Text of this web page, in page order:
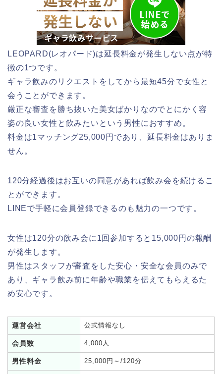
LEOPARD(レオパード)は延長料金が発生しない点が特
徴の1つです。
ギャラ飲みのリクエストをしてから最短45分で女性と
会うことができます。
厳正な審査を勝ち抜いた美女ばかりなのでとにかく容
姿の良い女性と飲みたいという男性におすすめ。
料金は1マッチング25,000円であり、延長料金はありま
せん。
120分経過後はお互いの同意があれば飲み会を続けるこ
とができます。
LINEで手軽に会員登録できるのも魅力の一つです。
女性は120分の飲み会に1回参加すると15,000円の報酬
が発生します。
男性はスタッフが審査をした安心・安全な会員のみで
あり、ギャラ飲み前に年齢や職業を伝えてもらえるた
め安心です。
運営会社 公式情報なし
会員数 4,000人
男性料金 25,000円～/120分